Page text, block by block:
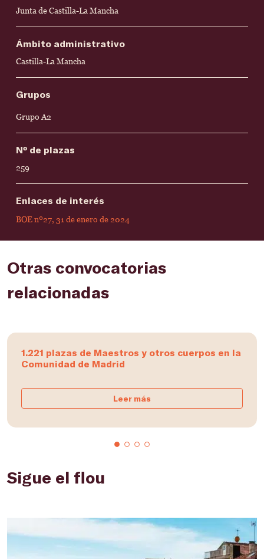
Junta de Castilla-La Mancha
Ámbito administrativo
Castilla-La Mancha
Grupos
Grupo A2
Nº de plazas
259
Enlaces de interés
BOE nº27, 31 de enero de 2024
Otras convocatorias
relacionadas
1.221 plazas de Maestros y otros cuerpos en la
Comunidad de Madrid
Leer más
Sigue el flou